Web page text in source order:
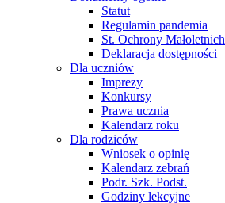
Statut
Regulamin pandemia
St. Ochrony Małoletnich
Deklaracja dostępności
Dla uczniów
Imprezy
Konkursy
Prawa ucznia
Kalendarz roku
Dla rodziców
Wniosek o opinię
Kalendarz zebrań
Podr. Szk. Podst.
Godziny lekcyjne